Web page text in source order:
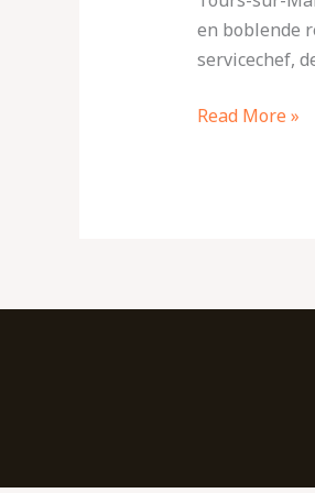
en boblende
servicechef,
og
Forenes
Read More »